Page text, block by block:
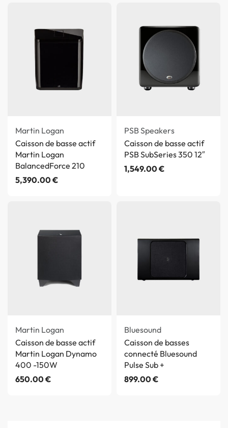
Martin Logan
Caisson de basse actif
Martin Logan
BalancedForce 210
5,390.00€
PSB Speakers
Caisson de basse actif
PSB SubSeries 350 12″
1,549.00€
Martin Logan
Caisson de basse actif
Martin Logan Dynamo
400 -150W
650.00€
Bluesound
Caisson de basses
connecté Bluesound
Pulse Sub +
899.00€